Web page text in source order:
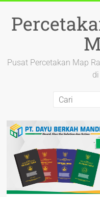
Pusat Percetakan Map